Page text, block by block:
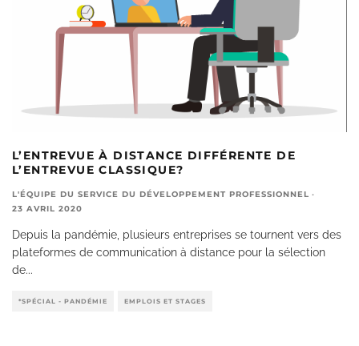
L’ENTREVUE À DISTANCE DIFFÉRENTE DE
L’ENTREVUE CLASSIQUE?
L'ÉQUIPE DU SERVICE DU DÉVELOPPEMENT PROFESSIONNEL ·
23 AVRIL 2020
Depuis la pandémie, plusieurs entreprises se tournent vers des
plateformes de communication à distance pour la sélection
de...
*SPÉCIAL - PANDÉMIE EMPLOIS ET STAGES